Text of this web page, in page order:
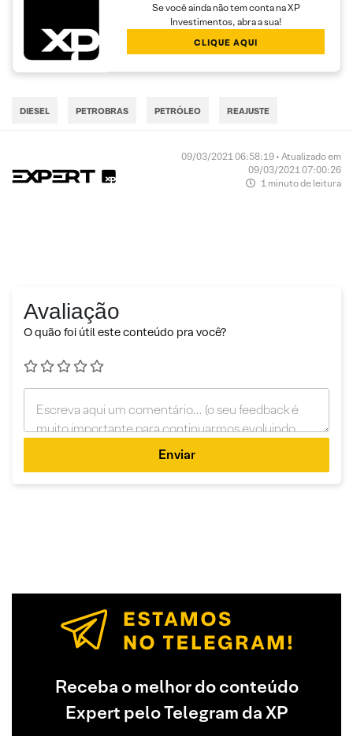
Se você ainda não tem conta na XP
Investimentos, abra a sua!
CLIQUE AQUI
DIESEL PETROBRAS PETRÓLEO REAJUSTE
09/03/2021 06:58:19 • Atualizado em
09/03/2021 07:00:26
1 minuto de leitura
Avaliação
O quão foi útil este conteúdo pra você?
Enviar
Receba o melhor do conteúdo
Expert pelo Telegram da XP